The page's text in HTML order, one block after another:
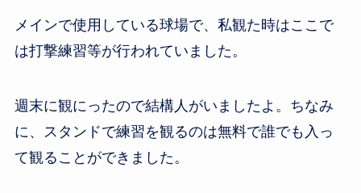
メインで使用している球場で、私観た時はここで
は打撃練習等が行われていました。
週末に観にったので結構人がいましたよ。ちなみ
に、スタンドで練習を観るのは無料で誰でも入っ
て観ることができました。